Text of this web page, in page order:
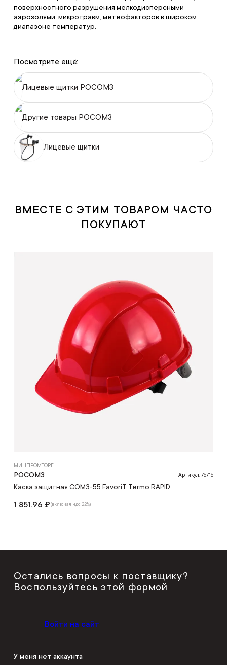
поверхностного разрушения мелкодисперсными
аэрозолями, микротравм, метеофакторов в широком
диапазоне температур.
Посмотрите ещё:
Лицевые щитки РОСОМЗ
Другие товары РОСОМЗ
Лицевые щитки
ВМЕСТЕ С ЭТИМ ТОВАРОМ ЧАСТО
ПОКУПАЮТ
МИНПРОМТОРГ
РОСОМЗ Артикул: 76716
Каска защитная СОМЗ-55 FavoriT Termo RAPID
1 851.96 ₽(включая ндс 22%)
Остались вопросы к поставщику?
Воспользуйтесь этой формой
Войти на сайт
У меня нет аккаунта